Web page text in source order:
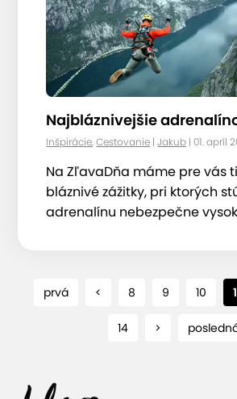
Najbláznivejšie
Inšpirácie,Cestovanie |Jakub | 01. apríl
Na ZľavaDňa máme pre vás
bláznivé zážitky, pri ktorých
adrenalínu nebezpečne
prvá < 8 9 10
14 >